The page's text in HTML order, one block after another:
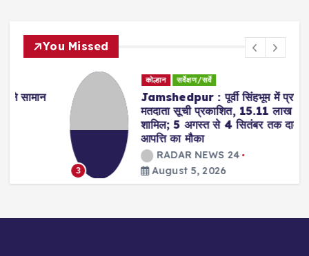
You Missed
कोल्हान सर्वेक्षण/सर्वे
Jamshedpur : पूर्वी सिंहभूम में प्रारूप
मतदाता सूची प्रकाशित, 15.11 लाख मतदाता
शामिल; 5 अगस्त से 4 सितंबर तक दावा-
आपत्ति का मौका
RADAR NEWS 24
August 5, 2026